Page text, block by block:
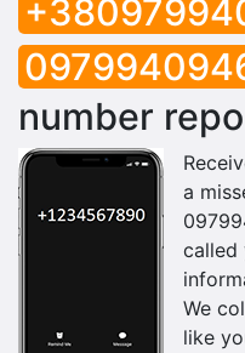
number
a
called
We
like